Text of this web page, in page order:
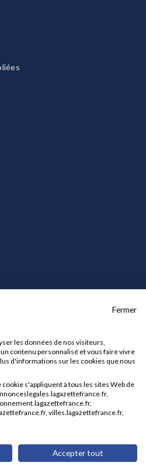
Fermer
les données de nos visiteurs,
contenu personnalisé et vous faire vivre
d'informations sur les cookies que nous
s'appliquent à tous les sites Web de
villes.lagazettefrance.fr,
Accepter tout